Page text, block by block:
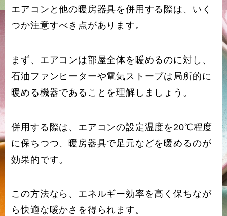
エアコンと他の暖房器具を併用する際は、いく
つか注意すべき点があります。
まず、エアコンは部屋全体を暖めるのに対し、
石油ファンヒーターや電気ストーブは局所的に
暖める機器であることを理解しましょう。
併用する際は、エアコンの設定温度を20℃程度
に保ちつつ、暖房器具で足元などを暖めるのが
効果的です。
この方法なら、エネルギー効率を高く保ちなが
ら快適な暖かさを得られます。